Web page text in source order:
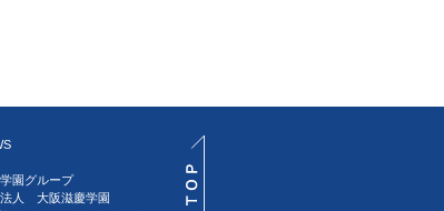
園グループ
人 大阪滋慶学園